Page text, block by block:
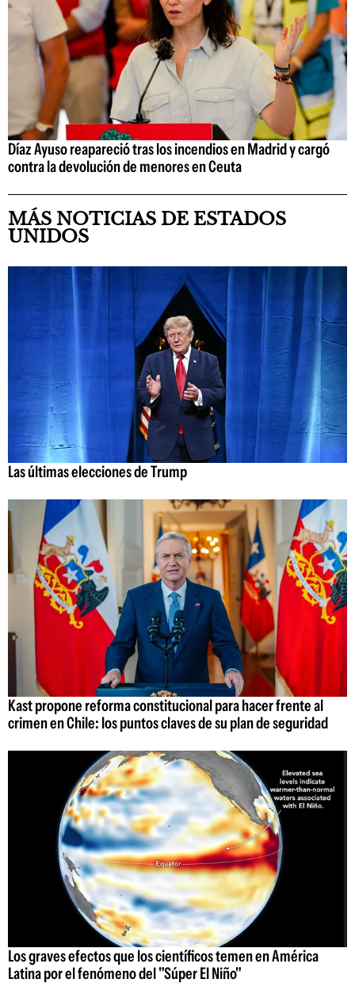
Díaz Ayuso reapareció tras los incendios en Madrid y cargó
contra la devolución de menores en Ceuta
MÁS NOTICIAS DE ESTADOS
UNIDOS
Las últimas elecciones de Trump
Kast propone reforma constitucional para hacer frente al
crimen en Chile: los puntos claves de su plan de seguridad
Los graves efectos que los científicos temen en América
Latina por el fenómeno del "Súper El Niño"